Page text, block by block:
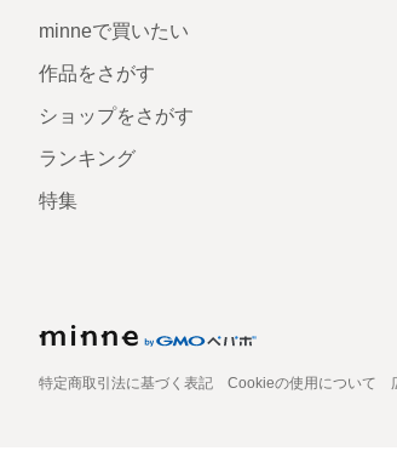
minneで買いたい
作品をさがす
ショップをさがす
ランキング
特集
特定商取引法に基づく表記 Cookieの使用について